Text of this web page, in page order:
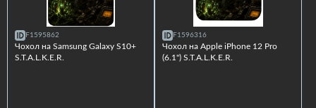
F1595862
Чохол на Samsung Galaxy S10+
S.T.A.L.K.E.R.
F1596316
Чохол на Apple iPhone 12 Pro
(6.1") S.T.A.L.K.E.R.